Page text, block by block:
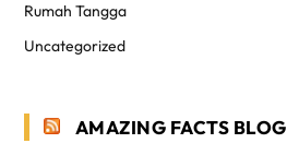
Rumah Tangga
Uncategorized
AMAZING FACTS BLOG